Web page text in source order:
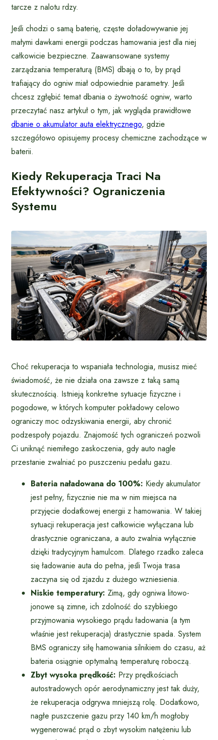
tarcze z nalotu rdzy.
Jeśli chodzi o samą baterię, częste doładowywanie jej
małymi dawkami energii podczas hamowania jest dla niej
całkowicie bezpieczne. Zaawansowane systemy
zarządzania temperaturą (BMS) dbają o to, by prąd
trafiający do ogniw miał odpowiednie parametry. Jeśli
chcesz zgłębić temat dbania o żywotność ogniw, warto
przeczytać nasz artykuł o tym, jak wygląda prawidłowe
dbanie o akumulator auta elektrycznego, gdzie
szczegółowo opisujemy procesy chemiczne zachodzące w
baterii.
Kiedy Rekuperacja Traci Na
Efektywności? Ograniczenia
Systemu
Choć rekuperacja to wspaniała technologia, musisz mieć
świadomość, że nie działa ona zawsze z taką samą
skutecznością. Istnieją konkretne sytuacje fizyczne i
pogodowe, w których komputer pokładowy celowo
ograniczy moc odzyskiwania energii, aby chronić
podzespoły pojazdu. Znajomość tych ograniczeń pozwoli
Ci uniknąć niemiłego zaskoczenia, gdy auto nagle
przestanie zwalniać po puszczeniu pedału gazu.
Bateria naładowana do 100%: Kiedy akumulator
jest pełny, fizycznie nie ma w nim miejsca na
przyjęcie dodatkowej energii z hamowania. W takiej
sytuacji rekuperacja jest całkowicie wyłączana lub
drastycznie ograniczana, a auto zwalnia wyłącznie
dzięki tradycyjnym hamulcom. Dlatego rzadko zaleca
się ładowanie auta do pełna, jeśli Twoja trasa
zaczyna się od zjazdu z dużego wzniesienia.
Niskie temperatury: Zimą, gdy ogniwa litowo-
jonowe są zimne, ich zdolność do szybkiego
przyjmowania wysokiego prądu ładowania (a tym
właśnie jest rekuperacja) drastycznie spada. System
BMS ograniczy siłę hamowania silnikiem do czasu, aż
bateria osiągnie optymalną temperaturę roboczą.
Zbyt wysoka prędkość: Przy prędkościach
autostradowych opór aerodynamiczny jest tak duży,
że rekuperacja odgrywa mniejszą rolę. Dodatkowo,
nagłe puszczenie gazu przy 140 km/h mogłoby
wygenerować prąd o zbyt wysokim natężeniu lub